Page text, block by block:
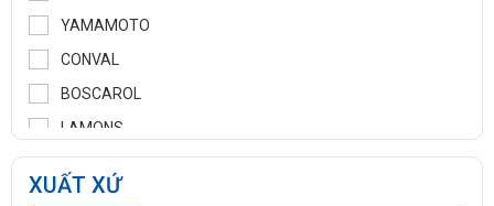
YAMAMOTO
CONVAL
BOSCAROL
LAMONS
MANNTEK
KLINGER
XUẤT XỨ